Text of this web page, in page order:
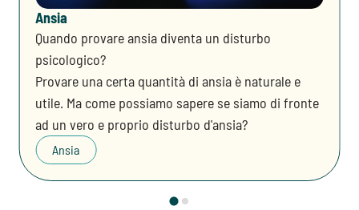
Ansia
Quando provare ansia diventa un disturbo
psicologico?
Provare una certa quantità di ansia è naturale e
utile. Ma come possiamo sapere se siamo di fronte
ad un vero e proprio disturbo d'ansia?
Ansia